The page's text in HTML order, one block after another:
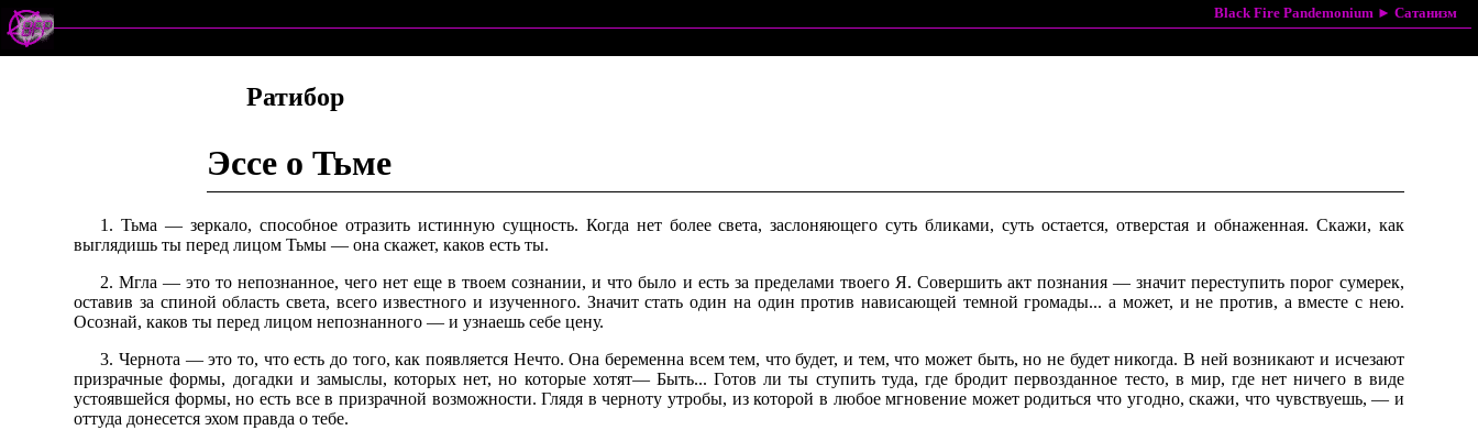
Black Fire Pandemonium ►Сатанизм
Ратибор
Эссе о Тьме
1. Тьма — зеркало, способное отразить истинную сущность. Когда нет более света, заслоняющего суть бликами, суть остается, отверстая и обнаженная. Скажи, как
выглядишь ты перед лицом Тьмы — она скажет, каков есть ты.
2. Мгла — это то непознанное, чего нет еще в твоем сознании, и что было и есть за пределами твоего Я. Совершить акт познания — значит переступить порог сумерек,
оставив за спиной область света, всего известного и изученного. Значит стать один на один против нависающей темной громады... а может, и не против, а вместе с нею.
Осознай, каков ты перед лицом непознанного — и узнаешь себе цену.
3. Чернота — это то, что есть до того, как появляется Нечто. Она беременна всем тем, что будет, и тем, что может быть, но не будет никогда. В ней возникают и исчезают
призрачные формы, догадки и замыслы, которых нет, но которые хотят— Быть... Готов ли ты ступить туда, где бродит первозданное тесто, в мир, где нет ничего в виде
устоявшейся формы, но есть все в призрачной возможности. Глядя в черноту утробы, из которой в любое мгновение может родиться что угодно, скажи, что чувствуешь, — и
оттуда донесется эхом правда о тебе.